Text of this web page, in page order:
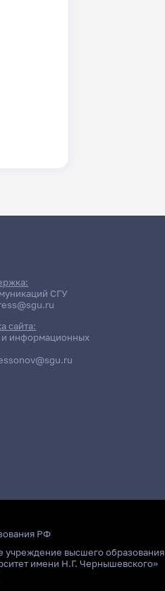
СГУ
сайта:
информационных
РФ
учреждение высшего образования
имени Н.Г. Чернышевского»